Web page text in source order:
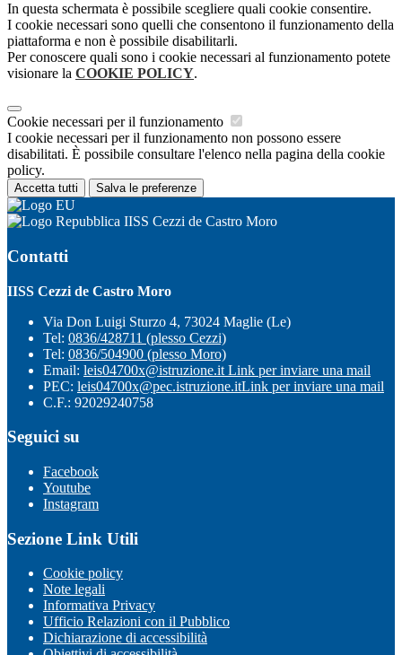
In questa schermata è possibile scegliere quali cookie consentire.
I cookie necessari sono quelli che consentono il funzionamento della
piattaforma e non è possibile disabilitarli.
Per conoscere quali sono i cookie necessari al funzionamento potete
visionare la COOKIE POLICY.
Cookie necessari per il funzionamento
I cookie necessari per il funzionamento non possono essere
disabilitati. È possibile consultare l'elenco nella pagina della cookie
policy.
Accetta tutti Salva le preferenze
IISS Cezzi de Castro Moro
Contatti
IISS Cezzi de Castro Moro
Via Don Luigi Sturzo 4, 73024 Maglie (Le)
Tel: 0836/428711 (plesso Cezzi)
Tel: 0836/504900 (plesso Moro)
Email: leis04700x@istruzione.it Link per inviare una mail
PEC: leis04700x@pec.istruzione.itLink per inviare una mail
C.F.: 92029240758
Seguici su
Facebook
Youtube
Instagram
Sezione Link Utili
Cookie policy
Note legali
Informativa Privacy
Ufficio Relazioni con il Pubblico
Dichiarazione di accessibilità